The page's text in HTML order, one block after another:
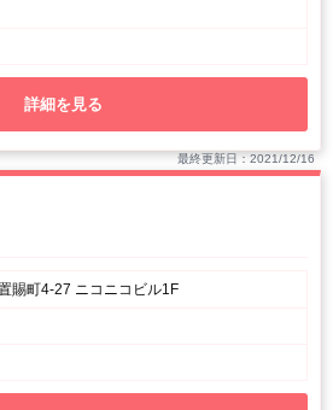
詳細を見る
最終更新日：2021/12/16
賜町4-27 ニコニコビル1F